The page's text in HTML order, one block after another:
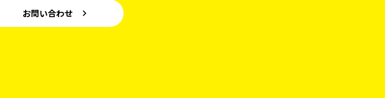
お問い合わせ